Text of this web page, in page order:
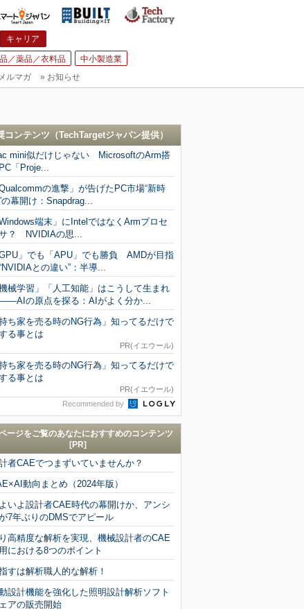
キャリア
／薬品／衣料品
中小製造業
メルマガ » お知らせ
コンテンツ（TechTargetジャパン提供）
mini似だけじゃない MicrosoftのArm搭
「Proje...
Qualcommの進撃」が告げたPC市場“新時
の幕開け：Snapdrag...
Windows端末」にIntelではなくArmプロセ
？ NVIDIAの思...
GPU」でも「APU」でも勝負 AMDが目指
との違い”：半導...
機械学習」「人工知能」はこうして生まれ
の原点を探る：AIがよく分か...
持ち家を売る時のNG行為」知ってるだけで
る事とは
PR(イエウール)
持ち家を売る時のNG行為」知ってるだけで
る事とは
PR(イエウール)
Recommended by
ージをご覧のあなたにおすすめのコンテンツ
[PR]
者CAEでつまずいていませんか？
動向まとめ（2024年版）
いよ設計者CAE時代の幕開けか、アンシ
7年ぶりのDMSでアピール
高精度な解析を実現、機械設計者のCAE
における8つのポイント
すは解析職人的な解析！
設計機能を強化した照明設計解析ソフト
アの販売開始